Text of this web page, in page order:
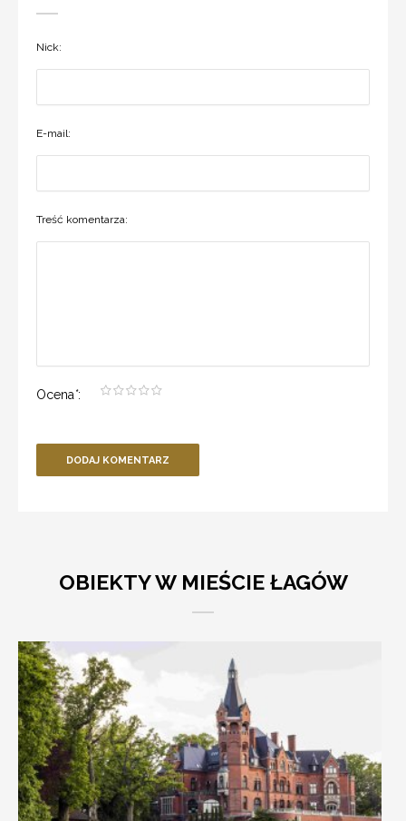
Nick:
E-mail:
Treść komentarza:
Ocena*:
DODAJ KOMENTARZ
OBIEKTY W MIEŚCIE ŁAGÓW